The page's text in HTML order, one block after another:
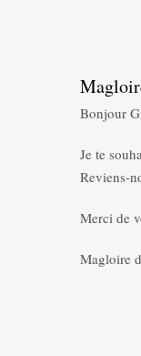
Bonjour
Je te
Reviens-
Merci de
Magloire